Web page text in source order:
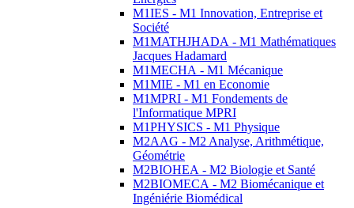
M1IES - M1 Innovation, Entreprise et
Société
M1MATHJHADA - M1 Mathématiques
Jacques Hadamard
M1MECHA - M1 Mécanique
M1MIE - M1 en Economie
M1MPRI - M1 Fondements de
l'Informatique MPRI
M1PHYSICS - M1 Physique
M2AAG - M2 Analyse, Arithmétique,
Géométrie
M2BIOHEA - M2 Biologie et Santé
M2BIOMECA - M2 Biomécanique et
Ingéniérie Biomédical